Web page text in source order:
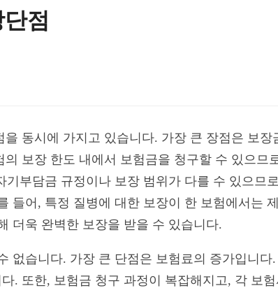
점
동시에 가지고 있습니다. 가장 큰 장점은 보장
보장 한도 내에서 보험금을 청구할 수 있으므
부담금 규정이나 보장 범위가 다를 수 있으므
들어, 특정 질병에 대한 보장이 한 보험에서는
더욱 완벽한 보장을 받을 수 있습니다.
없습니다. 가장 큰 단점은 보험료의 증가입니다
. 또한, 보험금 청구 과정이 복잡해지고, 각 보